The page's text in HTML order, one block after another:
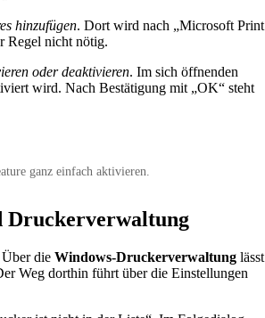
hinzufügen. Dort wird nach „Microsoft Print
Regel nicht nötig.
oder deaktivieren. Im sich öffnenden
wird. Nach Bestätigung mit „OK“ steht
ganz einfach aktivieren.
Druckerverwaltung
die Windows-Druckerverwaltung lässt
Weg dorthin führt über die Einstellungen